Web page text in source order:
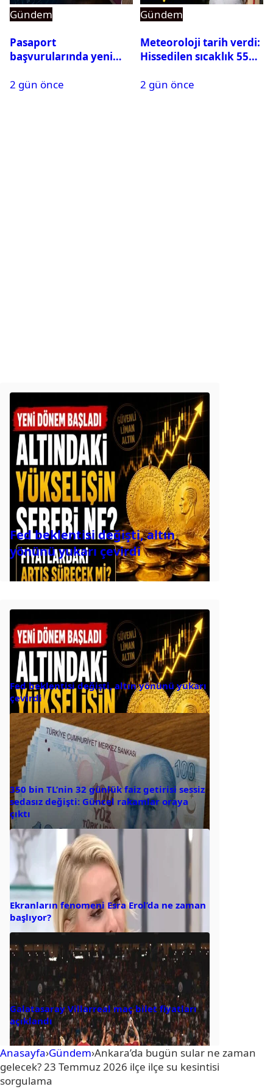
Gündem
Pasaport
başvurularında yeni
2 gün önce
Gündem
Meteoroloji tarih verdi:
Hissedilen sıcaklık 55
2 gün önce
Fed beklentisi değişti, altın
yönünü yukarı çevirdi
Fed beklentisi değişti, altın yönünü yukarı
çevirdi
350 bin TL’nin 32 günlük faiz getirisi sessiz
sedasız değişti: Güncel rakamlar oraya
çıktı
Ekranların fenomeni Esra Erol’da ne zaman
başlıyor?
Galatasaray Villarreal maç bilet fiyatları
açıklandı
Anasayfa›Gündem›Ankara’da bugün sular ne zaman
gelecek? 23 Temmuz 2026 ilçe ilçe su kesintisi
sorgulama